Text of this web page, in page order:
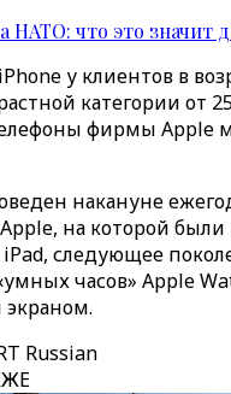
НАТО: что это значит
у клиентов в
категории от
фирмы Apple
накануне
на которой
следующее
часов» Apple
Russian